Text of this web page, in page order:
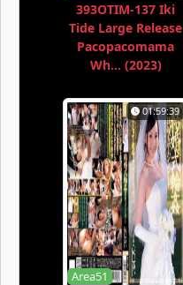
393OTIM-137 Iki
Tide Large Release
Pacopacomama
Wh... (2023)
01:59:39
Area51